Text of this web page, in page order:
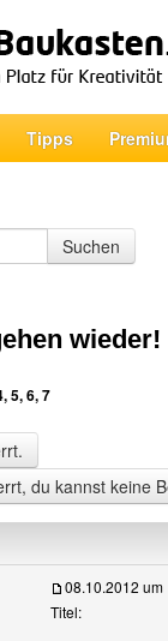
Tipps
Suchen
wieder!
,5,6,7
du kannst keine
08.10.2012 um
Titel: